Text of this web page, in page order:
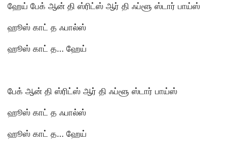
ஹேய் பேக் ஆன் தி ஸ்ரிட்ஸ் ஆர் தி ஃப்ளூ ஸ்டார் பாய்ஸ்
ஹூஸ் காட் த ஃபால்ஸ்
ஹூஸ் காட் த… ஹேய்
பேக் ஆன் தி ஸ்ரிட்ஸ் ஆர் தி ஃப்ளூ ஸ்டார் பாய்ஸ்
ஹூஸ் காட் த ஃபால்ஸ்
ஹூஸ் காட் த… ஹேய்